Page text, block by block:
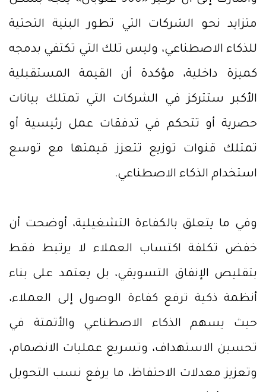
متزايد نحو الشركات التي تطور البنية التحتية
للذكاء الاصطناعي، وليس تلك التي تكتفي بدمجه
كميزة داخلية، مؤكدة أن القيمة المستقبلية
الأكبر ستتركز في الشركات التي تمتلك بيانات
حصرية أو تتحكم في تدفقات عمل رئيسية أو
تمتلك قنوات توزيع تتعزز قيمتها مع توسع
استخدام الذكاء الاصطناعي.
وفي ما يتعلق بالكفاءة التشغيلية، أوضحت أن
خفض تكلفة اكتساب العملاء لا يرتبط فقط
بتقليص الإنفاق التسويقي، بل يعتمد على بناء
أنظمة ذكية ترفع كفاءة الوصول إلى العملاء،
حيث يسهم الذكاء الاصطناعي والأتمتة في
تحسين الاستهداف، وتسريع عمليات الانضمام،
وتعزيز معدلات الاحتفاظ، ما يرفع نسب التحويل